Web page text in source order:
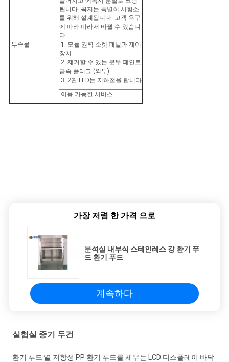
됩니다. 꼭지는 특별히 시험소
를 위해 설계됩니다. 고객 욕구
에 따라 따라서 바뀔 수 있습니
다.
부속물
1. 모듈 권력 소켓 패널과 제어
장치
2. 제거할 수 있는 분무 페인트
금속 플러그 (외부)
3. 2관 LED는 지하철을 탑니다
이용 가능한 서비스
가장 저렴 한 가격 으로
분석실 내부식 스테인레스 강 환기 푸
드 환기 푸드
계속하다
실험실 증기 두건
환기 푸드 열 저항성 PP 환기 푸드를 세우는 LCD 디스플레이 바닥